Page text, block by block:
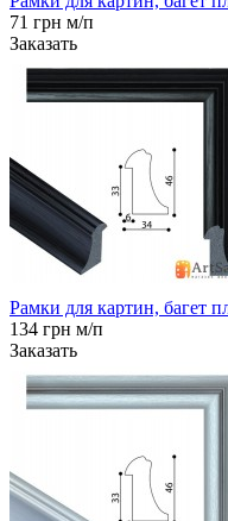
71 грн м/п
Заказать
Рамки для картин, багет
134 грн м/п
Заказать